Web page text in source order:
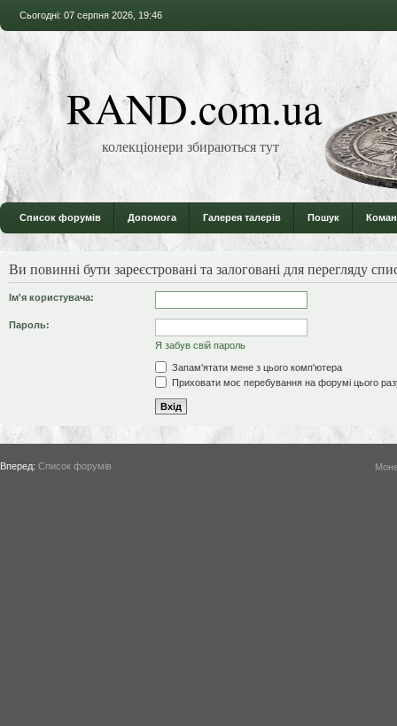
Сьогодні: 07 серпня 2026, 19:46
RAND.com.ua
колекціонери збираються тут
Список форумів Допомога Галерея талерів Пошук
Ви повинні бути зареєстровані та залоговані для перегляду
Ім'я користувача:
Пароль:
Я забув свій пароль
Запам'ятати мене з цього комп'ютера
Приховати моє перебування на форумі цього
Вперед: Список форумів